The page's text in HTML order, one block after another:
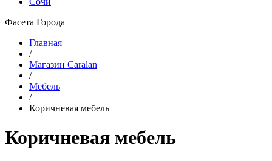
Фасета Города
Главная
/
Магазин Caralan
/
Мебель
/
Коричневая мебель
Коричневая мебель